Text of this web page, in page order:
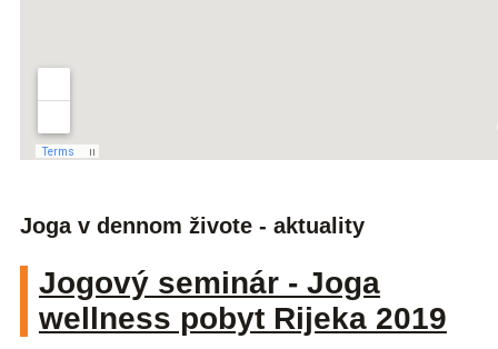
Joga v dennom živote - aktuality
Jogový seminár - Joga
wellness pobyt Rijeka 2019